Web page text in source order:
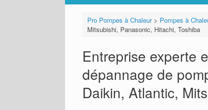
Pro Pompes à Chaleur> Pompes à
Mitsubishi, Panasonic, Hitachi, Toshiba
Entreprise experte
dépannage de
Daikin, Atlantic,